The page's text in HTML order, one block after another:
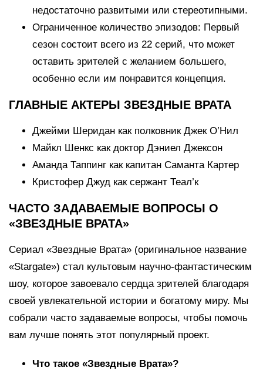
недостаточно развитыми или стереотипными.
Ограниченное количество эпизодов: Первый
сезон состоит всего из 22 серий, что может
оставить зрителей с желанием большего,
особенно если им понравится концепция.
ГЛАВНЫЕ АКТЕРЫ ЗВЕЗДНЫЕ ВРАТА
Джейми Шеридан как полковник Джек О’Нил
Майкл Шенкс как доктор Дэниел Джексон
Аманда Таппинг как капитан Саманта Картер
Кристофер Джуд как сержант Теал’к
ЧАСТО ЗАДАВАЕМЫЕ ВОПРОСЫ О
«ЗВЕЗДНЫЕ ВРАТА»
Сериал «Звездные Врата» (оригинальное название
«Stargate») стал культовым научно-фантастическим
шоу, которое завоевало сердца зрителей благодаря
своей увлекательной истории и богатому миру. Мы
собрали часто задаваемые вопросы, чтобы помочь
вам лучше понять этот популярный проект.
Что такое «Звездные Врата»?